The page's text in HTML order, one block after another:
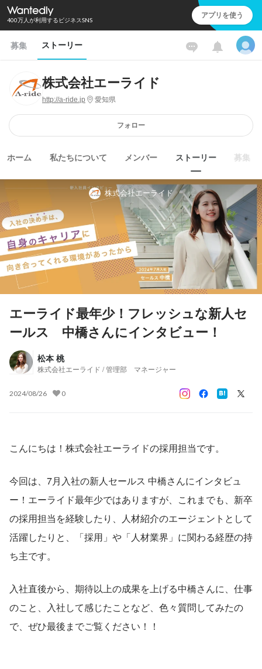
400万人が利用するビジネスSNS アプリを使う
募集 ストーリー
株式会社エーライド
http://a-ride.jp 愛知県
フォロー
ホーム 私たちについて メンバー ストーリー 募集
株式会社エーライド
エーライド最年少！フレッシュな新人セ
ールス 中橋さんにインタビュー！
松本 桃
株式会社エーライド / 管理部 マネージャー
2024/08/26 0
こんにちは！株式会社エーライドの採用担当です。
今回は、7月入社の新人セールス 中橋さんにインタビュ
ー！エーライド最年少ではありますが、これまでも、新卒
の採用担当を経験したり、人材紹介のエージェントとして
活躍したりと、「採用」や「人材業界」に関わる経歴の持
ち主です。
入社直後から、期待以上の成果を上げる中橋さんに、仕事
のこと、入社して感じたことなど、色々質問してみたの
で、ぜひ最後までご覧ください！！